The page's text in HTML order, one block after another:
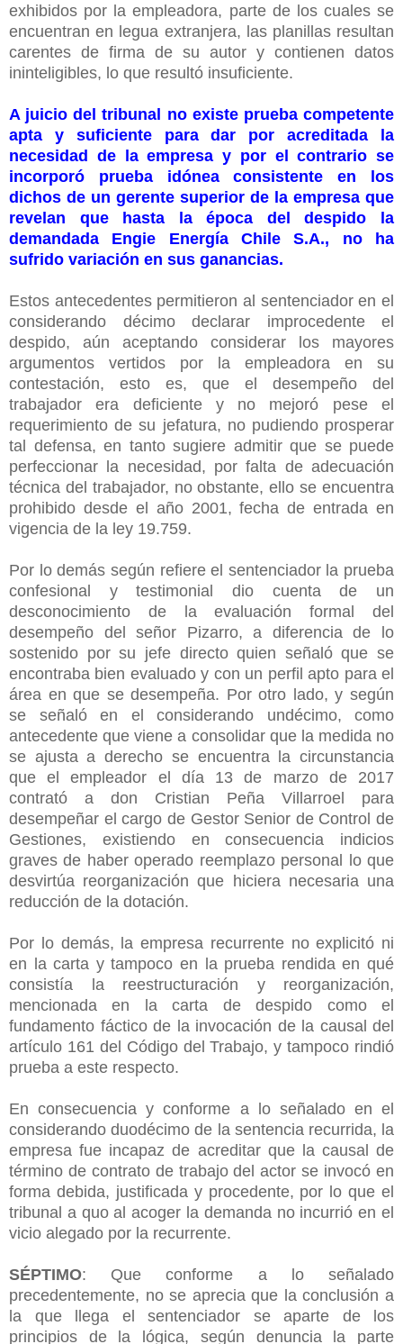
exhibidos por la empleadora, parte de los cuales se
encuentran en legua extranjera, las planillas resultan
carentes de firma de su autor y contienen datos
ininteligibles, lo que resultó insuficiente.
A juicio del tribunal no existe prueba competente
apta y suficiente para dar por acreditada la
necesidad de la empresa y por el contrario se
incorporó prueba idónea consistente en los
dichos de un gerente superior de la empresa que
revelan que hasta la época del despido la
demandada Engie Energía Chile S.A., no ha
sufrido variación en sus ganancias.
Estos antecedentes permitieron al sentenciador en el
considerando décimo declarar improcedente el
despido, aún aceptando considerar los mayores
argumentos vertidos por la empleadora en su
contestación, esto es, que el desempeño del
trabajador era deficiente y no mejoró pese el
requerimiento de su jefatura, no pudiendo prosperar
tal defensa, en tanto sugiere admitir que se puede
perfeccionar la necesidad, por falta de adecuación
técnica del trabajador, no obstante, ello se encuentra
prohibido desde el año 2001, fecha de entrada en
vigencia de la ley 19.759.
Por lo demás según refiere el sentenciador la prueba
confesional y testimonial dio cuenta de un
desconocimiento de la evaluación formal del
desempeño del señor Pizarro, a diferencia de lo
sostenido por su jefe directo quien señaló que se
encontraba bien evaluado y con un perfil apto para el
área en que se desempeña. Por otro lado, y según
se señaló en el considerando undécimo, como
antecedente que viene a consolidar que la medida no
se ajusta a derecho se encuentra la circunstancia
que el empleador el día 13 de marzo de 2017
contrató a don Cristian Peña Villarroel para
desempeñar el cargo de Gestor Senior de Control de
Gestiones, existiendo en consecuencia indicios
graves de haber operado reemplazo personal lo que
desvirtúa reorganización que hiciera necesaria una
reducción de la dotación.
Por lo demás, la empresa recurrente no explicitó ni
en la carta y tampoco en la prueba rendida en qué
consistía la reestructuración y reorganización,
mencionada en la carta de despido como el
fundamento fáctico de la invocación de la causal del
artículo 161 del Código del Trabajo, y tampoco rindió
prueba a este respecto.
En consecuencia y conforme a lo señalado en el
considerando duodécimo de la sentencia recurrida, la
empresa fue incapaz de acreditar que la causal de
término de contrato de trabajo del actor se invocó en
forma debida, justificada y procedente, por lo que el
tribunal a quo al acoger la demanda no incurrió en el
vicio alegado por la recurrente.
SÉPTIMO: Que conforme a lo señalado
precedentemente, no se aprecia que la conclusión a
la que llega el sentenciador se aparte de los
principios de la lógica, según denuncia la parte